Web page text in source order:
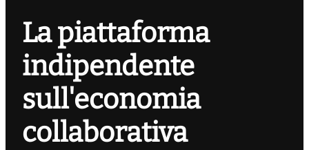
La piattaforma
indipendente
sull'economia
collaborativa